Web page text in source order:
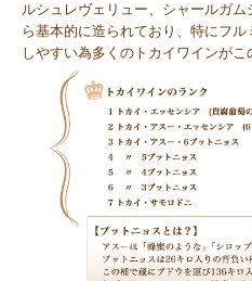
ルシュレヴェリュー、シャールガ
ら基本的に造られており、特にフ
しやすい為多くのトカイワインがこ